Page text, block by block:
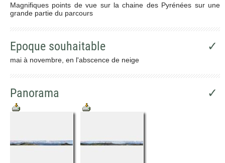
Magnifiques points de vue sur la chaine des Pyrénées sur une
grande partie du parcours
Epoque souhaitable ✓
mai à novembre, en l'abscence de neige
Panorama ✓